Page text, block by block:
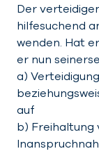
Der
hilfesuchend
wenden. Hat
er nun
a)
auf
b)